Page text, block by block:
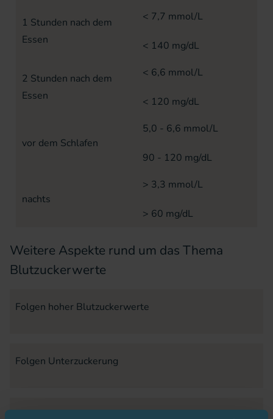
1 Stunden nach dem
Essen
< 7,7 mmol/L
< 140 mg/dL
2 Stunden nach dem
Essen
< 6,6 mmol/L
< 120 mg/dL
vor dem Schlafen
5,0 - 6,6 mmol/L
90 - 120 mg/dL
nachts
> 3,3 mmol/L
> 60 mg/dL
Weitere Aspekte rund um das Thema
Blutzuckerwerte
Folgen hoher Blutzuckerwerte
Folgen Unterzuckerung